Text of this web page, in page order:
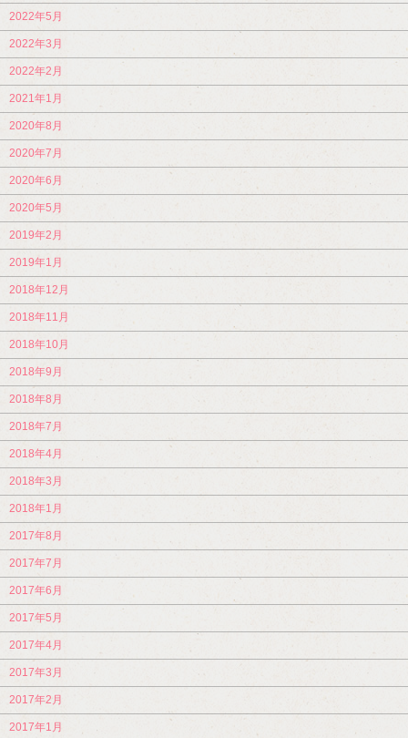
2022年5月
2022年3月
2022年2月
2021年1月
2020年8月
2020年7月
2020年6月
2020年5月
2019年2月
2019年1月
2018年12月
2018年11月
2018年10月
2018年9月
2018年8月
2018年7月
2018年4月
2018年3月
2018年1月
2017年8月
2017年7月
2017年6月
2017年5月
2017年4月
2017年3月
2017年2月
2017年1月